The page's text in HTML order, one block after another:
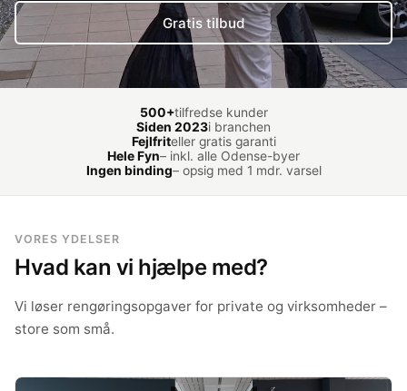
Gratis tilbud
500+tilfredse kunder
Siden 2023i branchen
Fejlfriteller gratis garanti
Hele Fyn– inkl. alle Odense-byer
Ingen binding– opsig med 1 mdr. varsel
VORES YDELSER
Hvad kan vi hjælpe med?
Vi løser rengøringsopgaver for private og virksomheder –
store som små.